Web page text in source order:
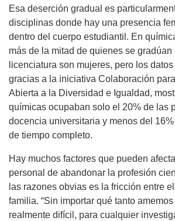
Esa deserción gradual es
disciplinas donde hay una presencia
dentro del cuerpo estudiantil. En
más de la mitad de quienes se gradúan
licenciatura son mujeres, pero los
gracias a la iniciativa Colaboración
Abierta a la Diversidad e Igualdad,
químicas ocupaban solo el 20% de las
docencia universitaria y menos del
de tiempo completo.
Hay muchos factores que pueden
personal de abandonar la profesión
las razones obvias es la fricción entre
familia. “Sin importar qué tanto
realmente difícil, para cualquier